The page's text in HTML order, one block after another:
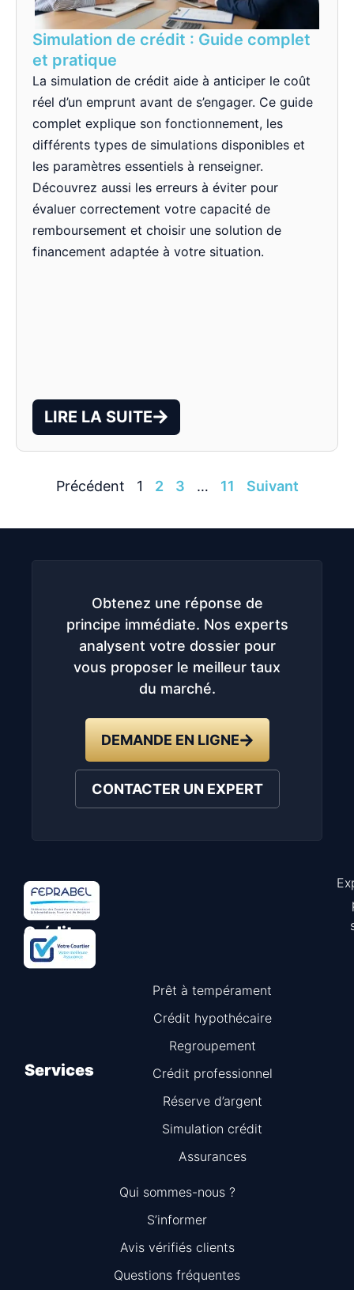
Simulation de crédit : Guide complet
et pratique
La simulation de crédit aide à anticiper le coût
réel d’un emprunt avant de s’engager. Ce guide
complet explique son fonctionnement, les
différents types de simulations disponibles et
les paramètres essentiels à renseigner.
Découvrez aussi les erreurs à éviter pour
évaluer correctement votre capacité de
remboursement et choisir une solution de
financement adaptée à votre situation.
LIRE LA SUITE
Précédent 1 2 3 … 11 Suivant
Obtenez une réponse de
principe immédiate. Nos experts
analysent votre dossier pour
vous proposer le meilleur taux
du marché.
DEMANDE EN LIGNE
CONTACTER UN EXPERT
Astuce
Crédit
Services
Prêt à tempérament
Crédit hypothécaire
Regroupement
Crédit professionnel
Réserve d’argent
Simulation crédit
Assurances
Information
Qui sommes-nous ?
S’informer
Avis vérifiés clients
Questions fréquentes